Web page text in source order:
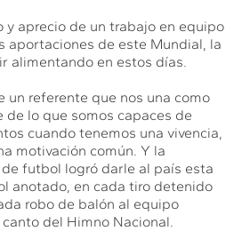
y aprecio de un trabajo en equipo
aportaciones de este Mundial, la
alimentando en estos días.
un referente que nos una como
de lo que somos capaces de
cuando tenemos una vivencia,
motivación común. Y la
de futbol logró darle al país esta
anotado, en cada tiro detenido
robo de balón al equipo
del Himno Nacional.